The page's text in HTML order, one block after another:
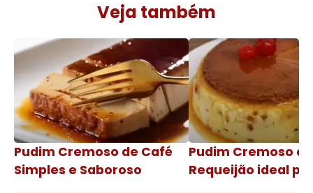
Veja também
Pudim Cremoso de Café
Simples e Saboroso
Pudim Cremoso
Requeijão ideal